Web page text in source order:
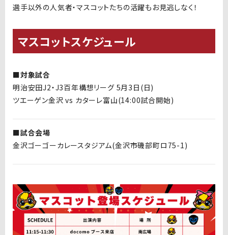
選手以外の人気者・マスコットたちの活躍もお見逃しなく！
マスコットスケジュール
■対象試合
明治安田J2・J3百年構想リーグ 5月3日(日)
ツエーゲン金沢 vs カターレ富山(14:00試合開始)
■試合会場
金沢ゴーゴーカレースタジアム(金沢市磯部町ロ75-1)